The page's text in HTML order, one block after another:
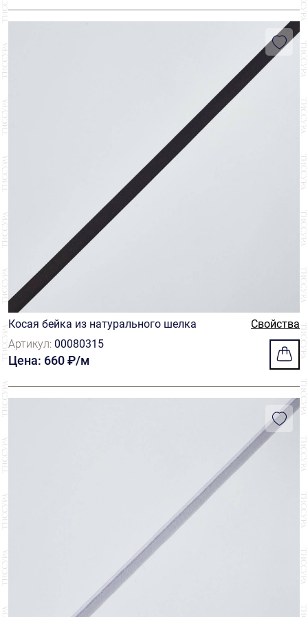
Косая бейка из натурального шелка
Свойства
Артикул: 00080315
Цена: 660 ₽/м